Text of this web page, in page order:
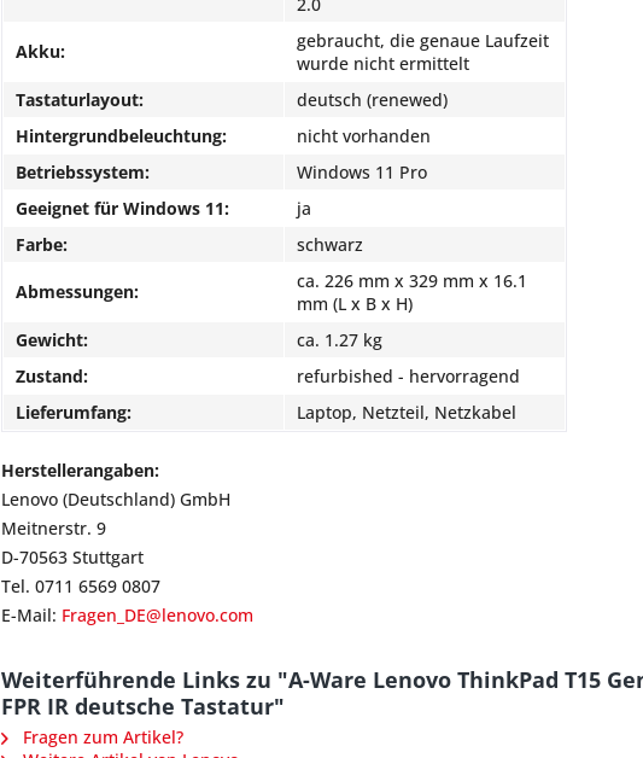
Akku:
gebraucht, die genaue Laufzeit
wurde nicht ermittelt
Tastaturlayout:
deutsch (renewed)
Hintergrundbeleuchtung:
nicht vorhanden
Betriebssystem:
Windows 11 Pro
Geeignet für Windows 11:
ja
Farbe:
schwarz
Abmessungen:
ca. 226 mm x 329 mm x 16.1
mm (L x B x H)
Gewicht:
ca. 1.27 kg
Zustand:
refurbished - hervorragend
Lieferumfang:
Laptop, Netzteil, Netzkabel
Herstellerangaben:
Lenovo (Deutschland) GmbH
Meitnerstr. 9
D-70563 Stuttgart
Tel. 0711 6569 0807
E-Mail: Fragen_DE@lenovo.com
Weiterführende Links zu "A-Ware Lenovo ThinkPad T15 Gen
FPR IR deutsche Tastatur"
Fragen zum Artikel?